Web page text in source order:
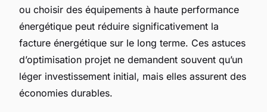
ou choisir des équipements à haute performance
énergétique peut réduire significativement la
facture énergétique sur le long terme. Ces astuces
d’optimisation projet ne demandent souvent qu’un
léger investissement initial, mais elles assurent des
économies durables.